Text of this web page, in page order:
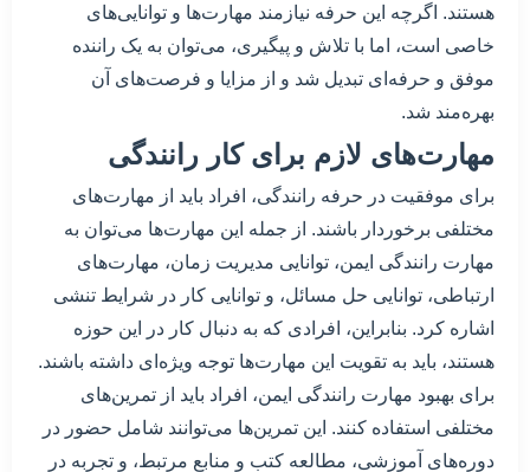
هستند. اگرچه این حرفه نیازمند مهارت‌ها و توانایی‌های
خاصی است، اما با تلاش و پیگیری، می‌توان به یک راننده
موفق و حرفه‌ای تبدیل شد و از مزایا و فرصت‌های آن
بهره‌مند شد.
مهارت‌های لازم برای کار رانندگی
برای موفقیت در حرفه رانندگی، افراد باید از مهارت‌های
مختلفی برخوردار باشند. از جمله این مهارت‌ها می‌توان به
مهارت رانندگی ایمن، توانایی مدیریت زمان، مهارت‌های
ارتباطی، توانایی حل مسائل، و توانایی کار در شرایط تنشی
اشاره کرد. بنابراین، افرادی که به دنبال کار در این حوزه
هستند، باید به تقویت این مهارت‌ها توجه ویژه‌ای داشته باشند.
برای بهبود مهارت رانندگی ایمن، افراد باید از تمرین‌های
مختلفی استفاده کنند. این تمرین‌ها می‌توانند شامل حضور در
دوره‌های آموزشی، مطالعه کتب و منابع مرتبط، و تجربه در